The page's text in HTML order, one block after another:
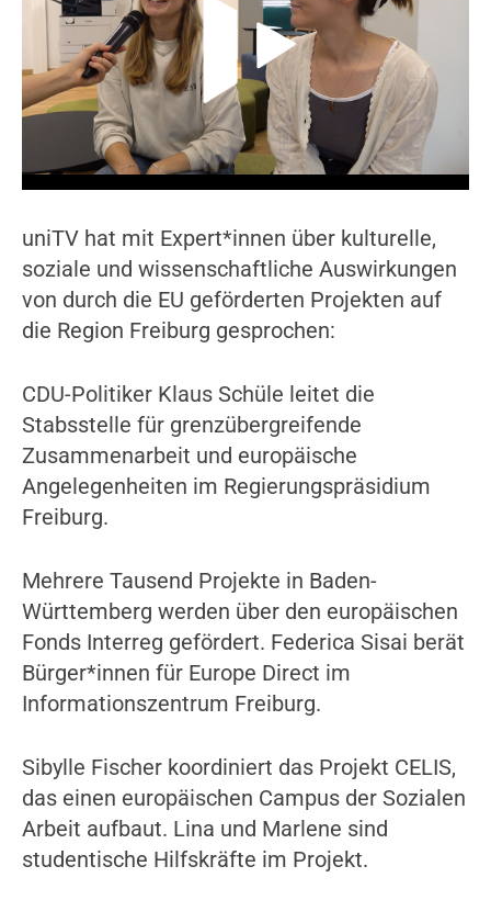
uniTV hat mit Expert*innen über kulturelle,
soziale und wissenschaftliche Auswirkungen
von durch die EU geförderten Projekten auf
die Region Freiburg gesprochen:
CDU-Politiker Klaus Schüle leitet die
Stabsstelle für grenzübergreifende
Zusammenarbeit und europäische
Angelegenheiten im Regierungspräsidium
Freiburg.
Mehrere Tausend Projekte in Baden-
Württemberg werden über den europäischen
Fonds Interreg gefördert. Federica Sisai berät
Bürger*innen für Europe Direct im
Informationszentrum Freiburg.
Sibylle Fischer koordiniert das Projekt CELIS,
das einen europäischen Campus der Sozialen
Arbeit aufbaut. Lina und Marlene sind
studentische Hilfskräfte im Projekt.